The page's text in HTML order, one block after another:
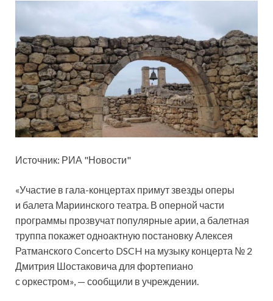
Источник: РИА "Новости"
«Участие в гала-концертах примут звезды оперы
и балета Мариинского театра. В оперной части
программы прозвучат популярные арии, а балетная
труппа покажет одноактную постановку Алексея
Ратманского Concerto DSCH на музыку концерта № 2
Дмитрия Шостаковича для фортепиано
с оркестром», — сообщили в учреждении.